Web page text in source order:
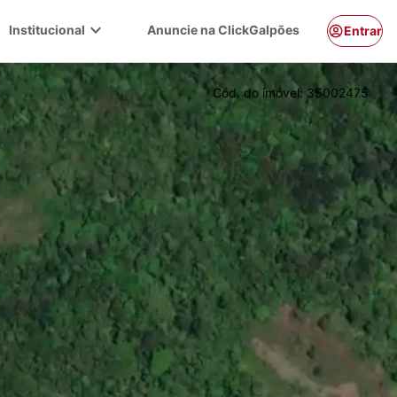
Institucional expand_more Anuncie na ClickGalpões Entrar
Cód. do imóvel: 35002475